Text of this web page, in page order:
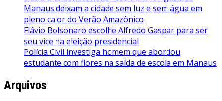
Manaus deixam a cidade sem luz e sem água em
pleno calor do Verão Amazônico
Flávio Bolsonaro escolhe Alfredo Gaspar para ser
seu vice na eleição presidencial
Polícia Civil investiga homem que abordou
estudante com flores na saída de escola em Manaus
Arquivos